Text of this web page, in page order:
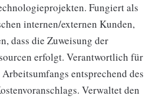
Fungiert als
internen/externen Kunden,
dass die Zuweisung der
erfolgt. Verantwortlich für
entsprechend des
Verwaltet den